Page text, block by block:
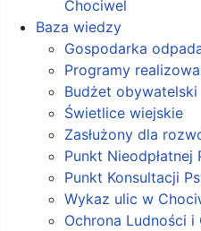
Chociwel
Baza wiedzy
Gospodarka
Programy
Budżet obywatelski
Świetlice wiejskie
Zasłużony dla
Punkt Nieodpłatnej
Punkt Konsultacji
Wykaz ulic w
Ochrona Ludności i